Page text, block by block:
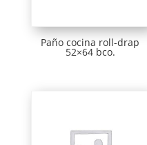
Paño cocina roll-drap
52×64 bco.